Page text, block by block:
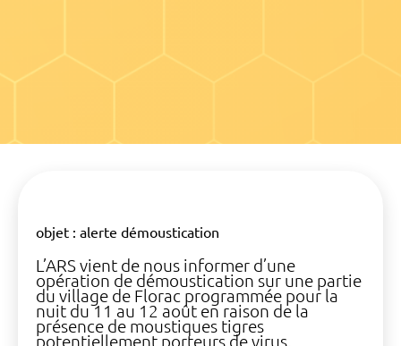
objet : alerte démoustication
L’ARS vient de nous informer d’une
opération de démoustication sur une partie
du village de Florac programmée pour la
nuit du 11 au 12 août en raison de la
présence de moustiques tigres
potentiellement porteurs de virus.